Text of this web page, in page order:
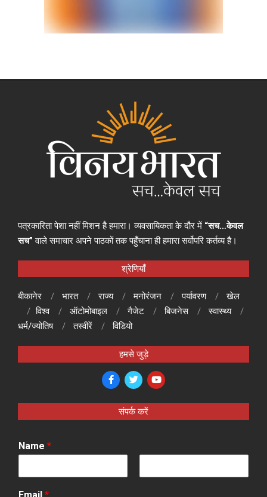
पत्रकारिता पेशा नहीं मिशन है हमारा। व्यवसायिकता के दौर में “सच…केवल
सच” वाले समाचार अपने पाठकों तक पहुँचाना ही हमारा सर्वोपरि कर्तव्य है।
श्रेणियाँ
बीकानेर भारत राज्य मनोरंजन पर्यावरण
खेल
विश्व
ऑटोमोबाइल गैजेट बिजनेस
स्वास्थ्य
धर्म/ज्योतिष
तस्वीरें विडियो
हमसे जुड़े
संपर्क करें
Name *
iEmail *